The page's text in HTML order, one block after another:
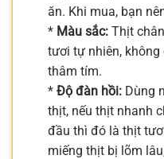
ăn. Khi mua, bạn
* Màu sắc: Thịt
tươi tự nhiên,
thâm tím.
* Độ đàn hồi: Dùng
thịt, nếu thịt nhanh
đầu thì đó là thịt
miếng thịt bị lõm